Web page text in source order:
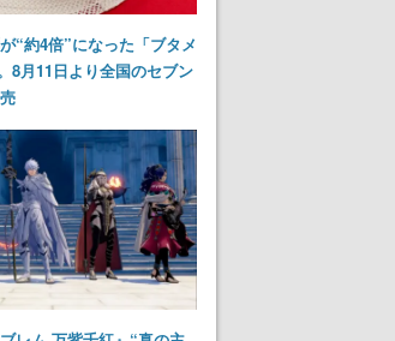
“約4倍”になった「ブタメ
8月11日より全国のセブン